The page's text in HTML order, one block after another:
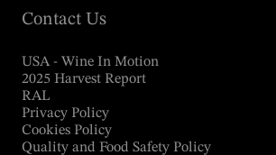
Contact Us
USA - Wine In Motion
2025 Harvest Report
RAL
Privacy Policy
Cookies Policy
Quality and Food Safety Policy